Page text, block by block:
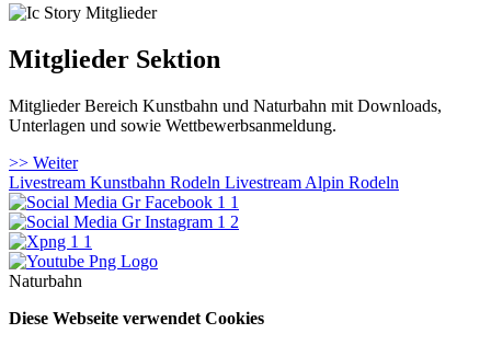
Mitglieder Sektion
Mitglieder Bereich Kunstbahn und Naturbahn mit Downloads,
Unterlagen und sowie Wettbewerbsanmeldung.
>> Weiter
Livestream Kunstbahn Rodeln Livestream Alpin Rodeln
Naturbahn
Diese Webseite verwendet Cookies